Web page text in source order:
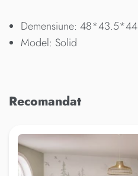
Demensiune: 48*43.5*44
Model: Solid
Recomandat